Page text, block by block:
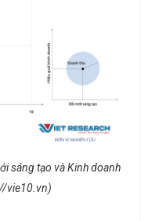
sáng tạo và Kinh doanh
vie10.vn)